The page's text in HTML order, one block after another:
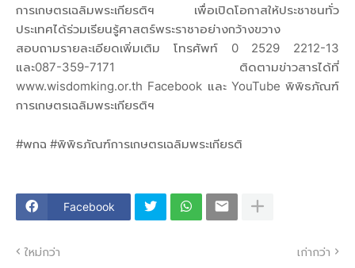
การเกษตรเฉลิมพระเกียรติฯ เพื่อเปิดโอกาสให้ประชาชนทั่ว
ประเทศได้ร่วมเรียนรู้ศาสตร์พระราชาอย่างกว้างขวาง
สอบถามรายละเอียดเพิ่มเติม โทรศัพท์ 0 2529 2212-13
และ087-359-7171 ติดตามข่าวสารได้ที่
www.wisdomking.or.th Facebook และ YouTube พิพิธภัณฑ์
การเกษตรเฉลิมพระเกียรติฯ
#พกฉ #พิพิธภัณฑ์การเกษตรเฉลิมพระเกียรติ
Facebook
ใหม่กว่า เก่ากว่า